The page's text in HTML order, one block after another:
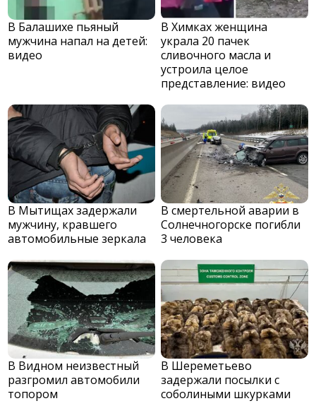
В Балашихе пьяный
мужчина напал на детей:
видео
В Химках женщина
украла 20 пачек
сливочного масла и
устроила целое
представление: видео
В Мытищах задержали
мужчину, кравшего
автомобильные зеркала
В смертельной аварии в
Солнечногорске погибли
3 человека
В Видном неизвестный
разгромил автомобили
топором
В Шереметьево
задержали посылки с
соболиными шкурками